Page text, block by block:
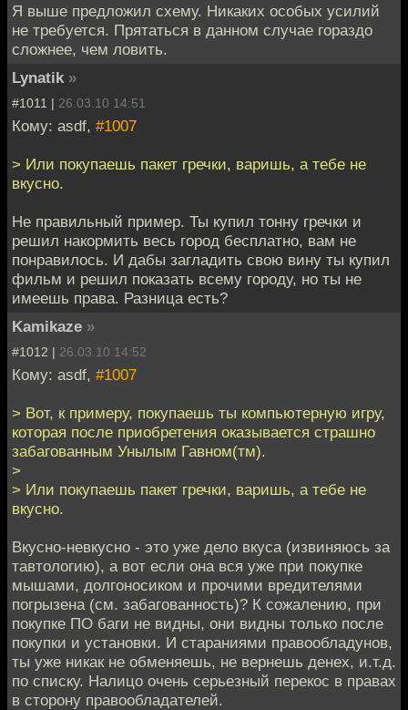
Я выше предложил схему. Никаких особых усилий
не требуется. Прятаться в данном случае гораздо
сложнее, чем ловить.
Lynatik »
#1011 | 26.03.10 14:51
Кому: asdf, #1007
> Или покупаешь пакет гречки, варишь, а тебе не
вкусно.
Не правильный пример. Ты купил тонну гречки и
решил накормить весь город бесплатно, вам не
понравилось. И дабы загладить свою вину ты купил
фильм и решил показать всему городу, но ты не
имеешь права. Разница есть?
Kamikaze »
#1012 | 26.03.10 14:52
Кому: asdf, #1007
> Вот, к примеру, покупаешь ты компьютерную игру,
которая после приобретения оказывается страшно
забагованным Унылым Гавном(тм).
>
> Или покупаешь пакет гречки, варишь, а тебе не
вкусно.
Вкусно-невкусно - это уже дело вкуса (извиняюсь за
тавтологию), а вот если она вся уже при покупке
мышами, долгоносиком и прочими вредителями
погрызена (см. забагованность)? К сожалению, при
покупке ПО баги не видны, они видны только после
покупки и установки. И стараниями правообладунов,
ты уже никак не обменяешь, не вернешь денех, и.т.д.
по списку. Налицо очень серьезный перекос в правах
в сторону правообладателей.